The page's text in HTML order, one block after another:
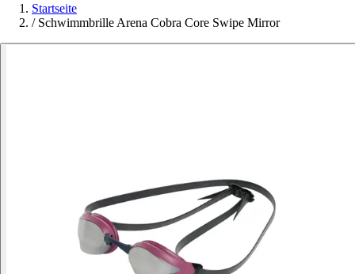
Startseite
/ Schwimmbrille Arena Cobra Core Swipe Mirror